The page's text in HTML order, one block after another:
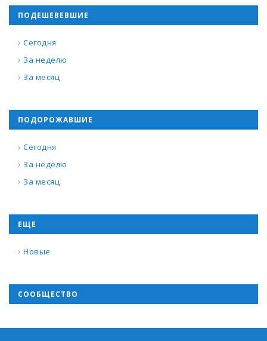
ПОДЕШЕВЕВШИЕ
Сегодня
За неделю
За месяц
ПОДОРОЖАВШИЕ
Сегодня
За неделю
За месяц
ЕЩЕ
Новые
СООБЩЕСТВО